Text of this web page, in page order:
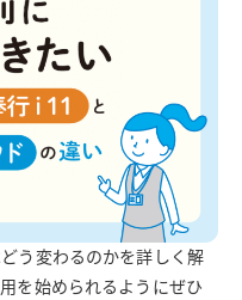
う変わるのかを詳しく解
を始められるようにぜひ